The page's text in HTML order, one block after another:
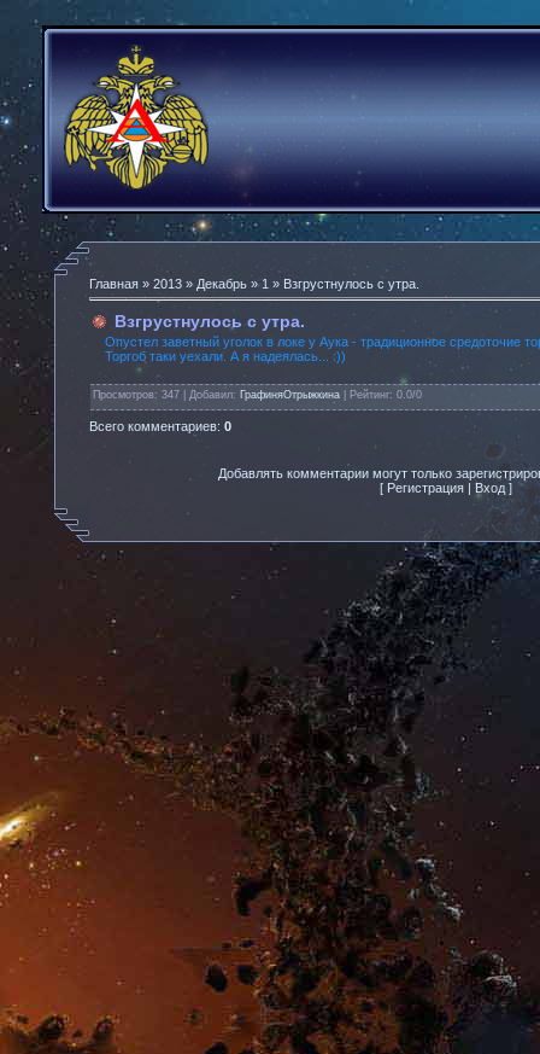
Главная » 2013 » Декабрь » 1 » Взгрустнулось с утра.
Взгрустнулось с утра.
Опустел заветный уголок в локе у Аука - традиционное средоточие
Торгоб таки уехали. А я надеялась... :))
Просмотров: 347 | Добавил: ГрафиняОтрыжкина Рейтинг: 0.0/0
Всего комментариев: 0
Добавлять комментарии могут только
[ Регистрация | Вход ]